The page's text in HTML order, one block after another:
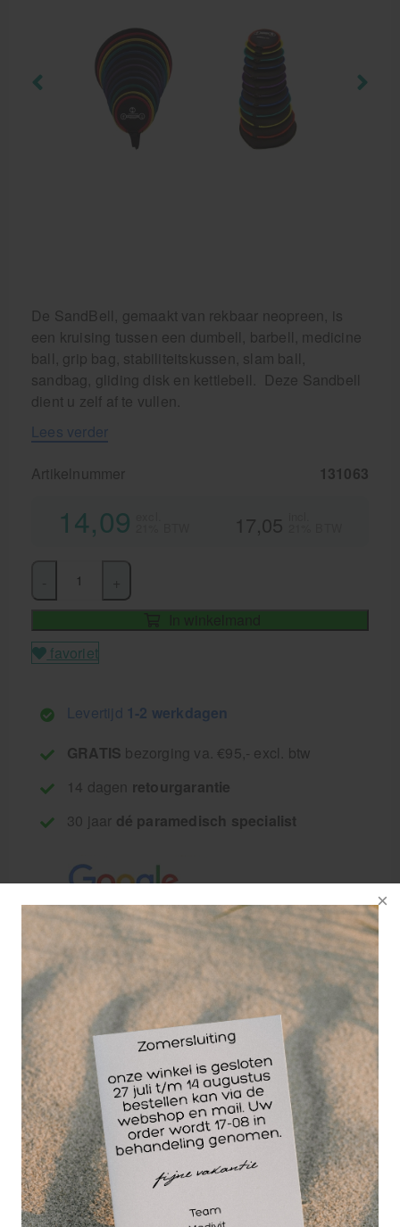
De SandBell, gemaakt van rekbaar neopreen, is
een kruising tussen een dumbell, barbell, medicine
ball, grip bag, stabiliteitskussen, slam ball,
sandbag, gliding disk en kettlebell. Deze Sandbell
dient u zelf af te vullen.
Lees verder
Artikelnummer 131063
14,09 17,05
In winkelmand
favoriet
Levertijd 1-2 werkdagen
GRATIS bezorging va. €95,- excl. btw
14 dagen retourgarantie
30 jaar dé paramedisch specialist
De SandBell van Hyper Wear is het meest
veelzijdige en functionele trainingsgewicht op de
markt!
Het gewicht varieert van 1-23 kg (2-50 lbs). Het
gewicht is afgebeeld op de SandBell en de
gebruikte kleurcodes geven een visuele indicatie
van het gewicht. Het gebruik van neopreen maakt
het vastpakken van de SandBell eenvoudig, terwijl
het sterk genoeg is om dagelijks intensief te
gebruiken. Met de SandBell kan een veelvoud aan
oefeningen, van eenvoudig tot complex, uitgevoerd
worden.